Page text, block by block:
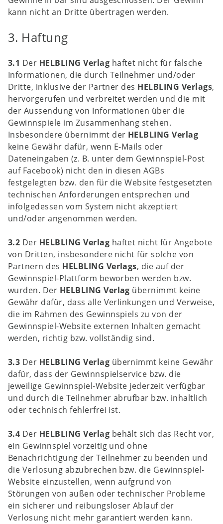
kann nicht an Dritte übertragen werden.
3. Haftung
3.1 Der HELBLING Verlag haftet nicht für falsche
Informationen, die durch Teilnehmer und/oder
Dritte, inklusive der Partner des HELBLING Verlags,
hervorgerufen und verbreitet werden und die mit
der Aussendung von Informationen über die
Gewinnspiele im Zusammenhang stehen.
Insbesondere übernimmt der HELBLING Verlag
keine Gewähr dafür, wenn E-Mails oder
Dateneingaben (z. B. unter dem Gewinnspiel-Post
auf Facebook) nicht den in diesen AGBs
festgelegten bzw. den für die Website festgesetzten
technischen Anforderungen entsprechen und
infolgedessen vom System nicht akzeptiert
und/oder angenommen werden.
3.2 Der HELBLING Verlag haftet nicht für Angebote
von Dritten, insbesondere nicht für solche von
Partnern des HELBLING Verlags, die auf der
Gewinnspiel-Plattform beworben werden bzw.
wurden. Der HELBLING Verlag übernimmt keine
Gewähr dafür, dass alle Verlinkungen und Verweise,
die im Rahmen des Gewinnspiels zu von der
Gewinnspiel-Website externen Inhalten gemacht
werden, richtig bzw. vollständig sind.
3.3 Der HELBLING Verlag übernimmt keine Gewähr
dafür, dass der Gewinnspielservice bzw. die
jeweilige Gewinnspiel-Website jederzeit verfügbar
und durch die Teilnehmer abrufbar bzw. inhaltlich
oder technisch fehlerfrei ist.
3.4 Der HELBLING Verlag behält sich das Recht vor,
ein Gewinnspiel vorzeitig und ohne
Benachrichtigung der Teilnehmer zu beenden und
die Verlosung abzubrechen bzw. die Gewinnspiel-
Website einzustellen, wenn aufgrund von
Störungen von außen oder technischer Probleme
ein sicherer und reibungsloser Ablauf der
Verlosung nicht mehr garantiert werden kann.